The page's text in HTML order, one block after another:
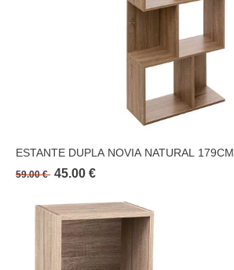
ESTANTE DUPLA NOVIA NATURAL 179CM
59.00 € 45.00 €